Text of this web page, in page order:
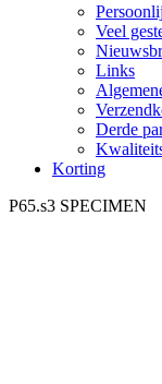
Veel
Links
Derde
Korting
P65.s3 SPECIMEN